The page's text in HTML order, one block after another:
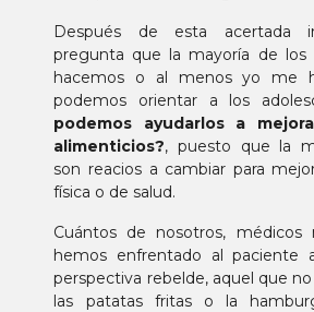
Después de esta acertada
pregunta que la mayoría de los
hacemos o al menos yo me
podemos orientar a los
podemos ayudarlos a
alimenticios?, puesto que la
son reacios a cambiar para
física o de salud.
Cuántos de nosotros, médicos
hemos enfrentado al paciente
perspectiva rebelde, aquel que
las patatas fritas o la